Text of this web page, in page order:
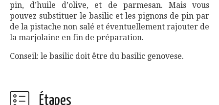
pin, d’huile d’olive, et de parmesan. Mais vous
pouvez substituer le basilic et les pignons de pin par
de la pistache non salé et éventuellement rajouter de
la marjolaine en fin de préparation.
Conseil: le basilic doit être du basilic genovese.
Étapes